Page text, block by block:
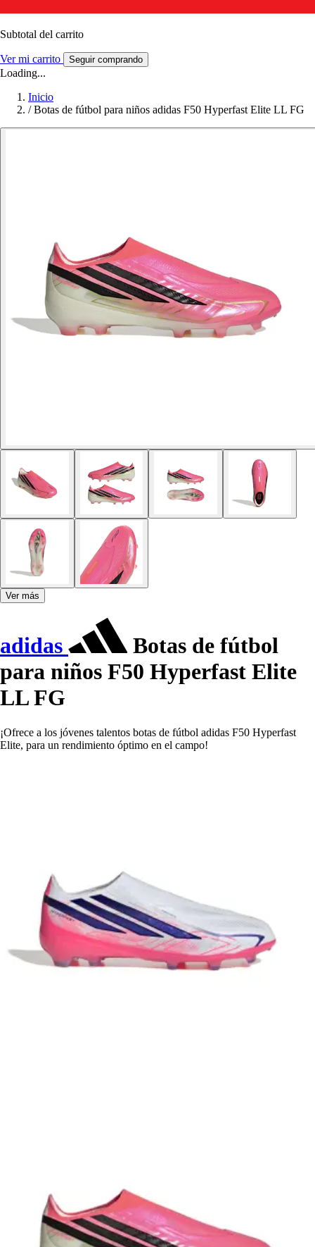
Subtotal del carrito
Ver mi carrito Seguir comprando
Loading...
Inicio
/ Botas de fútbol para niños adidas F50 Hyperfast Elite LL FG
Ver más
adidas
Botas de fútbol
para niños F50 Hyperfast Elite
LL FG
¡Ofrece a los jóvenes talentos botas de fútbol adidas F50 Hyperfast
Elite, para un rendimiento óptimo en el campo!